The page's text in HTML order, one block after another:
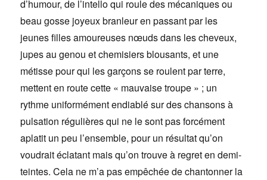
d’humour, de l’intello qui roule des mécaniques ou
beau gosse joyeux branleur en passant par les
jeunes filles amoureuses nœuds dans les cheveux,
jupes au genou et chemisiers blousants, et une
métisse pour qui les garçons se roulent par terre,
mettent en route cette « mauvaise troupe » ; un
rythme uniformément endiablé sur des chansons à
pulsation régulières qui ne le sont pas forcément
aplatit un peu l’ensemble, pour un résultat qu’on
voudrait éclatant mais qu’on trouve à regret en demi-
teintes. Cela ne m’a pas empêchée de chantonner la